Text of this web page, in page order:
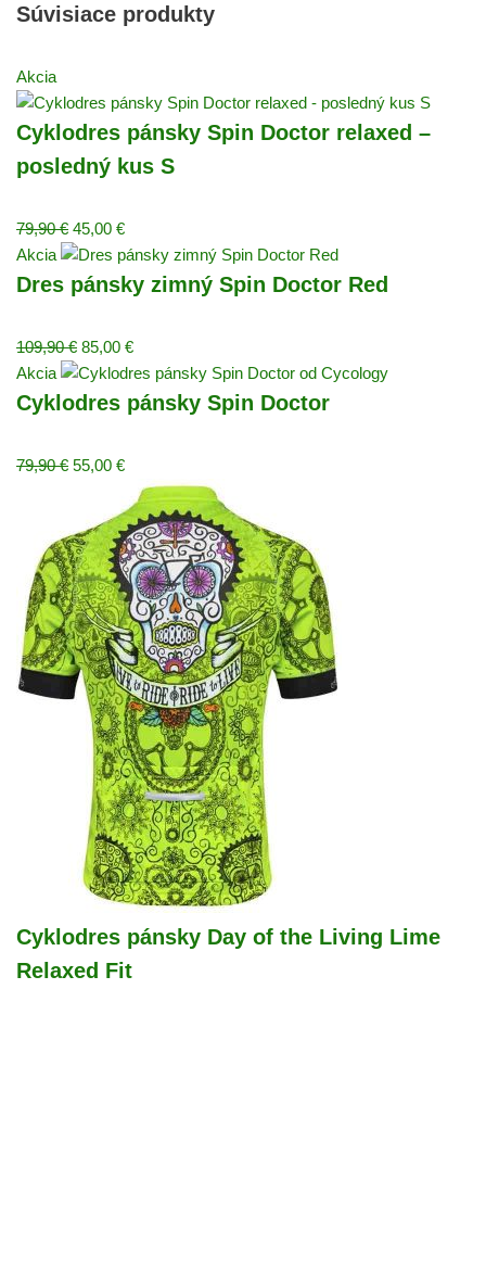
Súvisiace produkty
Akcia
Cyklodres pánsky Spin Doctor relaxed –
posledný kus S
79,90€ 45,00 €
Akcia
Dres pánsky zimný Spin Doctor Red
109,90€ 85,00 €
Akcia
Cyklodres pánsky Spin Doctor
79,90€ 55,00 €
Cyklodres pánsky Day of the Living Lime
Relaxed Fit